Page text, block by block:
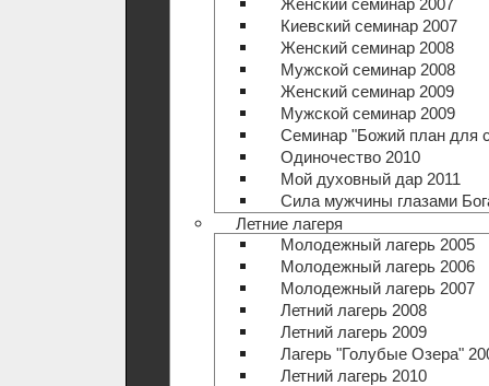
Женский семинар 2007
Киевский семинар 2007
Женский семинар 2008
Мужской семинар 2008
Женский семинар 2009
Мужской семинар 2009
Семинар "Божий план для
Одиночество 2010
Мой духовный дар 2011
Сила мужчины глазами
Летние лагеря
Молодежный лагерь 2005
Молодежный лагерь 2006
Молодежный лагерь 2007
Летний лагерь 2008
Летний лагерь 2009
Лагерь "Голубые Озера"
Летний лагерь 2010